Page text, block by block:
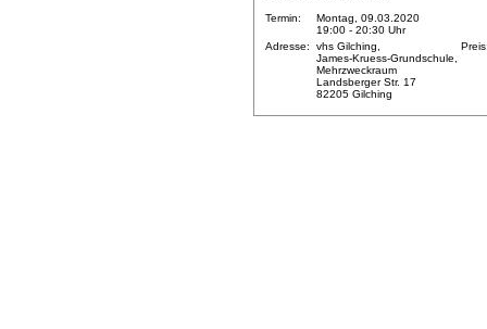
Termin:
Montag, 09.03.2020
19:00 - 20:30 Uhr
Adresse:
vhs Gilching,
James-Kruess-Grundschule,
Mehrzweckraum
Landsberger Str. 17
82205 Gilching